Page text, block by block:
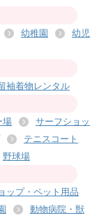
幼稚園
幼児
袖着物レンタル
場
サーフショッ
テニスコート
野球場
ップ・ペット用品
動物病院・獣